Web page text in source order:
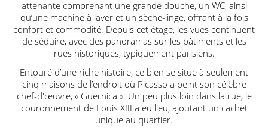
attenante comprenant une grande douche, un WC, ainsi
qu’une machine à laver et un sèche-linge, offrant à la fois
confort et commodité. Depuis cet étage, les vues continuent
de séduire, avec des panoramas sur les bâtiments et les
rues historiques, typiquement parisiens.
Entouré d’une riche histoire, ce bien se situe à seulement
cinq maisons de l’endroit où Picasso a peint son célèbre
chef-d'œuvre, « Guernica ». Un peu plus loin dans la rue, le
couronnement de Louis XIII a eu lieu, ajoutant un cachet
unique au quartier.